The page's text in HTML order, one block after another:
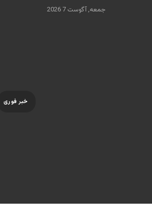
جمعه, آگوست 7 2026
خبر فوری